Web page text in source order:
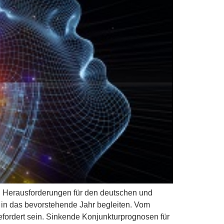
für den deutschen und
das bevorstehende Jahr begleiten. Vom
sein. Sinkende Konjunkturprognosen für